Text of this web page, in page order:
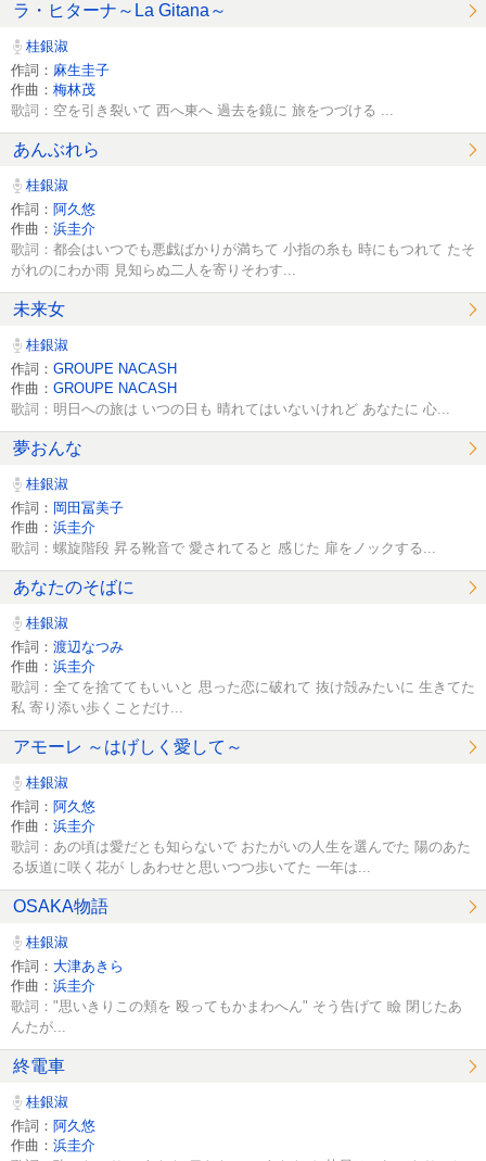
ラ・ヒターナ～La Gitana～
桂銀淑
作詞： 麻生圭子
作曲： 梅林茂
歌詞：空を引き裂いて 西へ東へ 過去を鏡に 旅をつづける ...
あんぶれら
桂銀淑
作詞： 阿久悠
作曲： 浜圭介
歌詞：都会はいつでも悪戯ばかりが満ちて 小指の糸も 時にもつれて たそ
がれのにわか雨 見知らぬ二人を寄りそわす...
未来女
桂銀淑
作詞： GROUPE NACASH
作曲： GROUPE NACASH
歌詞：明日への旅は いつの日も 晴れてはいないけれど あなたに 心...
夢おんな
桂銀淑
作詞： 岡田冨美子
作曲： 浜圭介
歌詞：螺旋階段 昇る靴音で 愛されてると 感じた 扉をノックする...
あなたのそばに
桂銀淑
作詞： 渡辺なつみ
作曲： 浜圭介
歌詞：全てを捨ててもいいと 思った恋に破れて 抜け殻みたいに 生きてた
私 寄り添い歩くことだけ...
アモーレ ～はげしく愛して～
桂銀淑
作詞： 阿久悠
作曲： 浜圭介
歌詞：あの頃は愛だとも知らないで おたがいの人生を選んでた 陽のあた
る坂道に咲く花が しあわせと思いつつ歩いてた 一年は...
OSAKA物語
桂銀淑
作詞： 大津あきら
作曲： 浜圭介
歌詞："思いきりこの頬を 殴ってもかまわへん" そう告げて 瞼 閉じたあ
んたが...
終電車
桂銀淑
作詞： 阿久悠
作曲： 浜圭介